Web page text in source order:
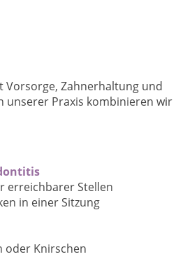
Vorsorge, Zahnerhaltung und
unserer Praxis kombinieren wir
erreichbarer Stellen
in einer Sitzung
oder Knirschen